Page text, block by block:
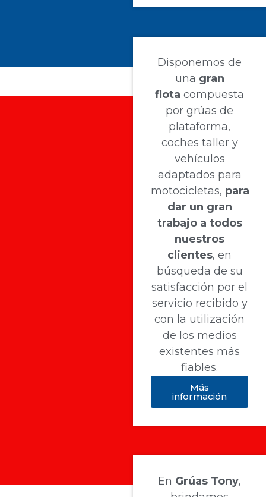
Disponemos de
una gran
flota compuesta
por grúas de
plataforma,
coches taller y
vehículos
adaptados para
motocicletas, para
dar un gran
trabajo a todos
nuestros
clientes, en
búsqueda de su
satisfacción por el
servicio recibido y
con la utilización
de los medios
existentes más
fiables.
Más
información
En Grúas Tony,